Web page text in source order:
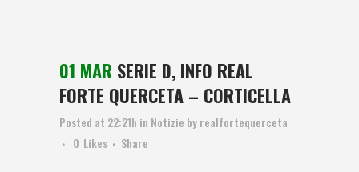
01 MAR SERIE D, INFO REAL
FORTE QUERCETA – CORTICELLA
Posted at 22:21h in Notizie byrealfortequerceta
0 Likes Share